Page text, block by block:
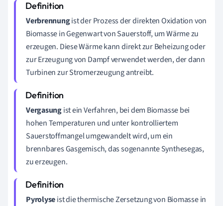
Verbrennungist der Prozess der direkten Oxidation von
Biomasse in Gegenwart von Sauerstoff, um Wärme zu
erzeugen. Diese Wärme kann direkt zur Beheizung oder
zur Erzeugung von Dampf verwendet werden, der dann
Turbinen zur Stromerzeugung antreibt.
Vergasungist ein Verfahren, bei dem Biomasse bei
hohen Temperaturen und unter kontrolliertem
Sauerstoffmangel umgewandelt wird, um ein
brennbares Gasgemisch, das sogenannte Synthesegas,
zu erzeugen.
Pyrolyseist die thermische Zersetzung von Biomasse in